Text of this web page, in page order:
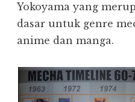
Yokoyama yang
dasar untuk genre
anime dan manga.